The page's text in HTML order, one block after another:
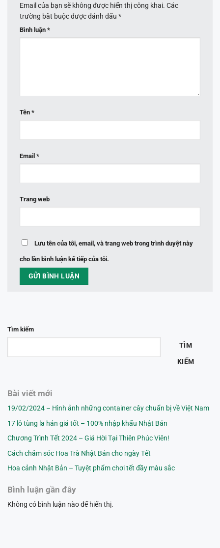
Tìm kiếm
TÌM
KIẾM
Bài viết mới
19/02/2024 – Hình ảnh những container cây chuẩn bị về Việt Nam
17 lô tùng la hán giá tốt – 100% nhập khẩu Nhật Bản
Chương Trình Tết 2024 – Giá Hời Tại Thiên Phúc Viên!
Cách chăm sóc Hoa Trà Nhật Bản cho ngày Tết
Hoa cảnh Nhật Bản – Tuyệt phẩm chơi tết đầy màu sắc
Bình luận gần đây
Không có bình luận nào để hiển thị.
Email của bạn sẽ không được hiển thị công khai. Các
trường bắt buộc được đánh dấu *
Bình luận *
Tên *
Email *
Trang web
Lưu tên của tôi, email, và trang web trong trình duyệt này
cho lần bình luận kế tiếp của tôi.